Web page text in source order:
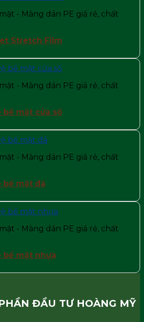
- Màng dán PE giá rẻ, chất
Stretch Film
- Màng dán PE giá rẻ, chất
bề mặt cửa sổ
- Màng dán PE giá rẻ, chất
bề mặt đá
- Màng dán PE giá rẻ, chất
bề mặt nhựa
ĐẦU TƯ HOÀNG MỸ